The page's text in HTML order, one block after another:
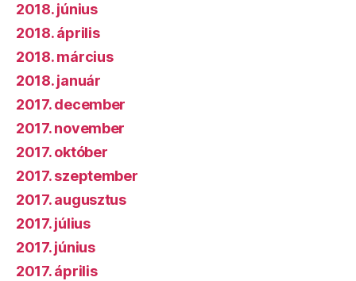
2018. június
2018. április
2018. március
2018. január
2017. december
2017. november
2017. október
2017. szeptember
2017. augusztus
2017. július
2017. június
2017. április